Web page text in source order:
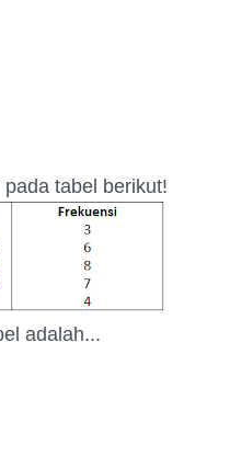
tabel berikut!
adalah...